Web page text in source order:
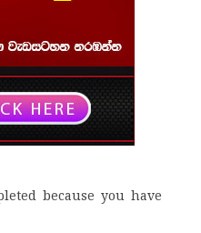
because you have